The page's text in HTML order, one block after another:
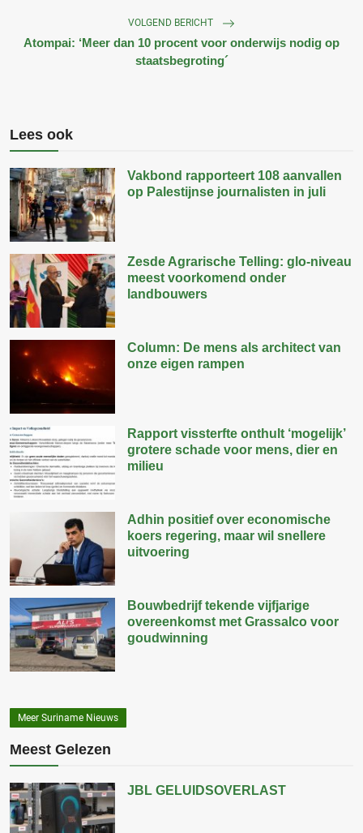
VOLGEND BERICHT
Atompai: ‘Meer dan 10 procent voor onderwijs nodig op
staatsbegroting´
Lees ook
Vakbond rapporteert 108 aanvallen
op Palestijnse journalisten in juli
Zesde Agrarische Telling: glo-niveau
meest voorkomend onder
landbouwers
Column: De mens als architect van
onze eigen rampen
Rapport vissterfte onthult ‘mogelijk’
grotere schade voor mens, dier en
milieu
Adhin positief over economische
koers regering, maar wil snellere
uitvoering
Bouwbedrijf tekende vijfjarige
overeenkomst met Grassalco voor
goudwinning
Meer Suriname Nieuws
Meest Gelezen
JBL GELUIDSOVERLAST